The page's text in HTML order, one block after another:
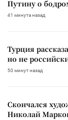
Путину о
41 минута назад
Турция
но не
50 минут назад
Скончался
Николай